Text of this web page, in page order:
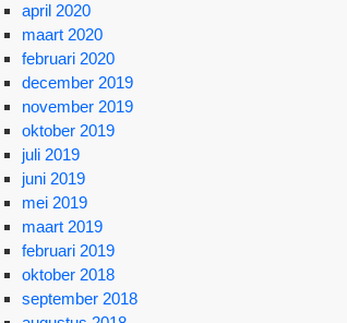
april 2020
maart 2020
februari 2020
december 2019
november 2019
oktober 2019
juli 2019
juni 2019
mei 2019
maart 2019
februari 2019
oktober 2018
september 2018